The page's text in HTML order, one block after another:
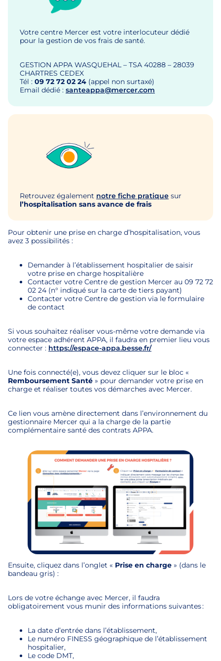
Votre centre Mercer est votre interlocuteur dédié
pour la gestion de vos frais de santé.
GESTION APPA WASQUEHAL – TSA 40288 – 28039
CHARTRES CEDEX
Tél : 09 72 72 02 24 (appel non surtaxé)
Email dédié : santeappa@mercer.com
Retrouvez également notre fiche pratique sur
l’hospitalisation sans avance de frais
Pour obtenir une prise en charge d’hospitalisation, vous
avez 3 possibilités :
Demander à l’établissement hospitalier de saisir
votre prise en charge hospitalière
Contacter votre Centre de gestion Mercer au 09 72 72
02 24 (n° indiqué sur la carte de tiers payant)
Contacter votre Centre de gestion via le formulaire
de contact
Si vous souhaitez réaliser vous-même votre demande via
votre espace adhérent APPA, il faudra en premier lieu vous
connecter : https://espace-appa.besse.fr/
Une fois connecté(e), vous devez cliquer sur le bloc «
Remboursement Santé » pour demander votre prise en
charge et réaliser toutes vos démarches avec Mercer.
Ce lien vous amène directement dans l’environnement du
gestionnaire Mercer qui a la charge de la partie
complémentaire santé des contrats APPA.
Ensuite, cliquez dans l’onglet « Prise en charge » (dans le
bandeau gris) :
Lors de votre échange avec Mercer, il faudra
obligatoirement vous munir des informations suivantes :
La date d’entrée dans l’établissement,
Le numéro FINESS géographique de l’établissement
hospitalier,
Le code DMT,